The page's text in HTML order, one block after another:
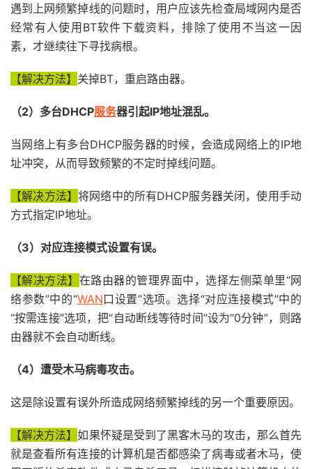
遇到上网频繁掉线的问题时，用户应该先检查局域网内是否
经常有人使用BT软件下载资料，排除了使用不当这一因
素，才继续往下寻找病根。
【解决方法】 关掉BT，重启路由器。
（2）多台DHCP服务器引起IP地址混乱。
当网络上有多台DHCP服务器的时候，会造成网络上的IP地
址冲突，从而导致频繁的不定时掉线问题。
【解决方法】将网络中的所有DHCP服务器关闭，使用手动
方式指定IP地址。
（3）对应连接模式设置有误。
【解决方法】 在路由器的管理界面中，选择左侧菜单里“网
络参数”中的“WAN口设置”选项。选择“对应连接模式”中的
“按需连接”选项，把“自动断线等待时间”设为“0分钟”，则路
由器就不会自动断线。
（4）遭受木马病毒攻击。
这是除设置有误外所造成网络频繁掉线的另一个重要原因。
【解决方法】如果怀疑是受到了黑客木马的攻击，那么首先
就是查看所有连接的计算机是否都感染了病毒或者木马，使